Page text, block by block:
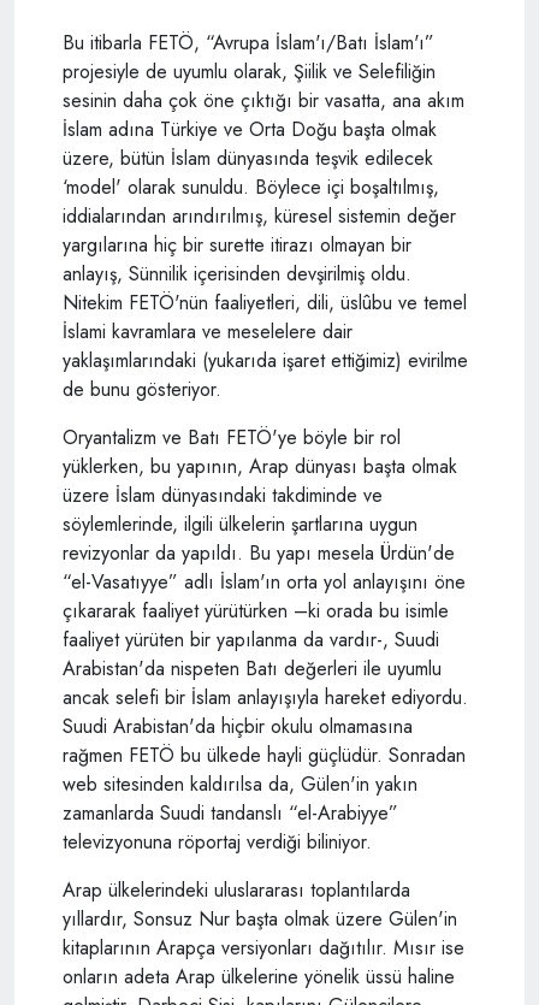
Bu itibarla FETÖ, “Avrupa İslam'ı/Batı İslam'ı”
projesiyle de uyumlu olarak, Şiilik ve Selefiliğin
sesinin daha çok öne çıktığı bir vasatta, ana akım
İslam adına Türkiye ve Orta Doğu başta olmak
üzere, bütün İslam dünyasında teşvik edilecek
‘model' olarak sunuldu. Böylece içi boşaltılmış,
iddialarından arındırılmış, küresel sistemin değer
yargılarına hiç bir surette itirazı olmayan bir
anlayış, Sünnilik içerisinden devşirilmiş oldu.
Nitekim FETÖ'nün faaliyetleri, dili, üslûbu ve temel
İslami kavramlara ve meselelere dair
yaklaşımlarındaki (yukarıda işaret ettiğimiz) evirilme
de bunu gösteriyor.
Oryantalizm ve Batı FETÖ'ye böyle bir rol
yüklerken, bu yapının, Arap dünyası başta olmak
üzere İslam dünyasındaki takdiminde ve
söylemlerinde, ilgili ülkelerin şartlarına uygun
revizyonlar da yapıldı. Bu yapı mesela Ürdün'de
“el-Vasatıyye” adlı İslam'ın orta yol anlayışını öne
çıkararak faaliyet yürütürken –ki orada bu isimle
faaliyet yürüten bir yapılanma da vardır-, Suudi
Arabistan'da nispeten Batı değerleri ile uyumlu
ancak selefi bir İslam anlayışıyla hareket ediyordu.
Suudi Arabistan'da hiçbir okulu olmamasına
rağmen FETÖ bu ülkede hayli güçlüdür. Sonradan
web sitesinden kaldırılsa da, Gülen'in yakın
zamanlarda Suudi tandanslı “el-Arabiyye”
televizyonuna röportaj verdiği biliniyor.
Arap ülkelerindeki uluslararası toplantılarda
yıllardır, Sonsuz Nur başta olmak üzere Gülen'in
kitaplarının Arapça versiyonları dağıtılır. Mısır ise
onların adeta Arap ülkelerine yönelik üssü haline